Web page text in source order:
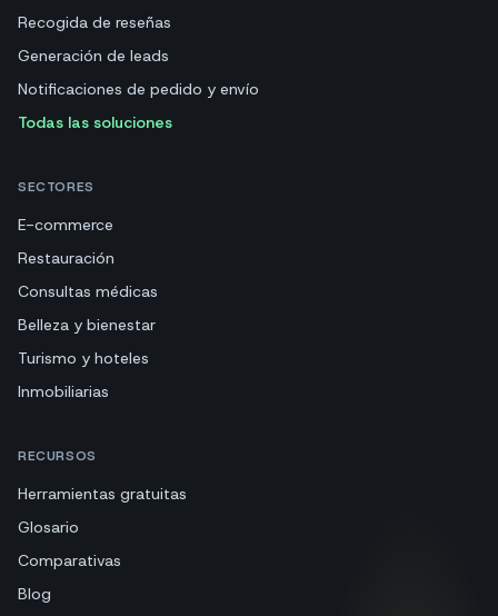
Recogida de reseñas
Generación de leads
Notificaciones de pedido y envío
Todas las soluciones
SECTORES
E-commerce
Restauración
Consultas médicas
Belleza y bienestar
Turismo y hoteles
Inmobiliarias
RECURSOS
Herramientas gratuitas
Glosario
Comparativas
Blog